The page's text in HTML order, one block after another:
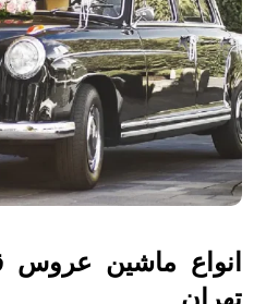
انواع ماشین عروس
تهران